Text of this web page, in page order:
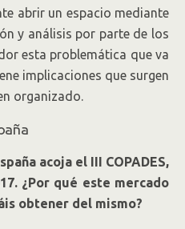
abrir un espacio mediante
y análisis por parte de los
esta problemática que va
implicaciones que surgen
organizado.
acoja el III COPADES,
¿Por qué este mercado
obtener del mismo?